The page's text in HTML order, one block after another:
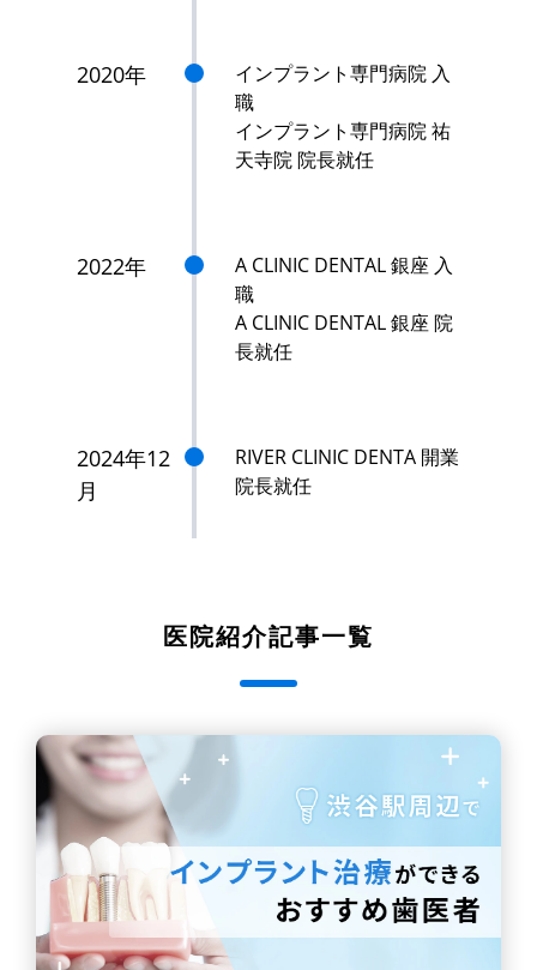
2020年
インプラント専門病院 入
職
インプラント専門病院 祐
天寺院 院長就任
2022年
A CLINIC DENTAL 銀座 入
職
A CLINIC DENTAL 銀座 院
長就任
2024年12
月
RIVER CLINIC DENTA 開業
院長就任
医院紹介記事一覧